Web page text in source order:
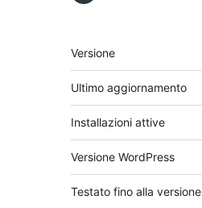
Meta
Versione
Ultimo aggiornamento
Installazioni attive
Versione WordPress
Testato fino alla versione